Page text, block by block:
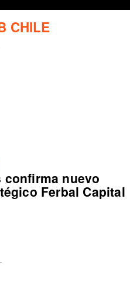
confirma nuevo
Ferbal Capital
CHILE